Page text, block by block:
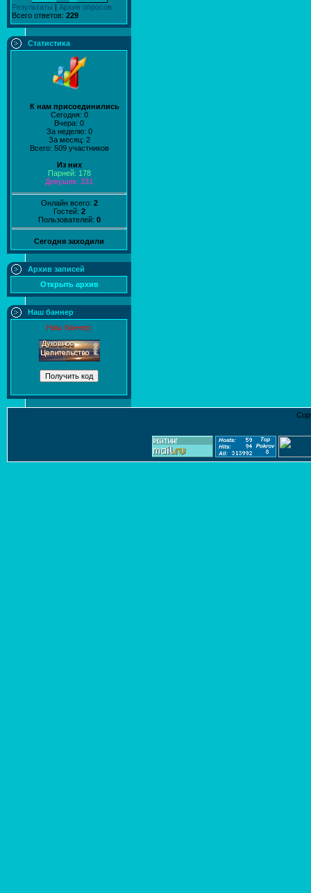
Результаты | Архив опросов
Всего ответов: 229
Статистика
К нам присоединились
Сегодня: 0
Вчера: 0
За неделю: 0
За месяц: 2
Всего: 509 участников
Из них
Парней: 178
Девушек: 331
Онлайн всего: 2
Гостей: 2
Пользователей: 0
Сегодня заходили
Архив записей
Открыть архив
Наш баннер
Наш баннер: